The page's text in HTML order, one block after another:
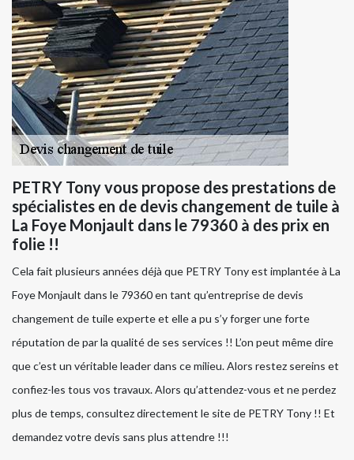
PETRY Tony vous propose des prestations de
spécialistes en de devis changement de tuile à
La Foye Monjault dans le 79360 à des prix en
folie !!
Cela fait plusieurs années déjà que PETRY Tony est implantée à La
Foye Monjault dans le 79360 en tant qu’entreprise de devis
changement de tuile experte et elle a pu s’y forger une forte
réputation de par la qualité de ses services !! L’on peut même dire
que c’est un véritable leader dans ce milieu. Alors restez sereins et
confiez-les tous vos travaux. Alors qu’attendez-vous et ne perdez
plus de temps, consultez directement le site de PETRY Tony !! Et
demandez votre devis sans plus attendre !!!